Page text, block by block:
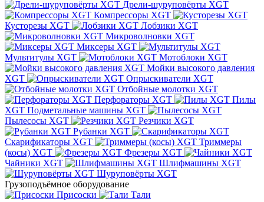
Дрели-шуруповёрты XGT
Компрессоры XGT
Кусторезы XGT
Лобзики XGT
Микроволновки XGT
Миксеры XGT
Мультитулы XGT
Мотоблоки XGT
Мойки высокого давления
XGT
Опрыскиватели XGT
Отбойные молотки XGT
Перфораторы XGT
Пилы
XGT Подметальные машины XGT
Пылесосы XGT
Резчики XGT
Рубанки XGT
Скарификаторы XGT
Триммеры
(косы) XGT
Фрезеры XGT
Чайники XGT
Шлифмашины XGT
Шуруповёрты XGT
Грузоподъёмное оборудование
Присоски
Тали